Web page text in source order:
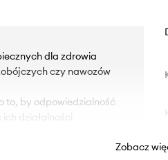
dla zdrowia
czy nawozów
to, by odpowiedzialność
działalności
Zobacz